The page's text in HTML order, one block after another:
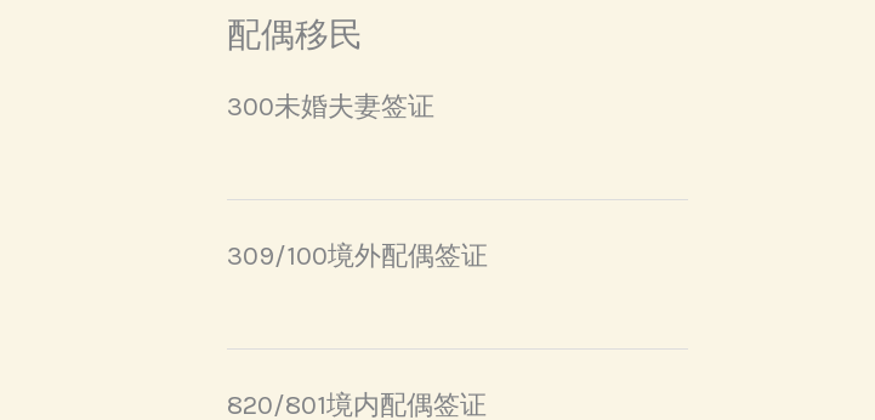
配偶移民
300未婚夫妻签证
309/100境外配偶签证
820/801境内配偶签证